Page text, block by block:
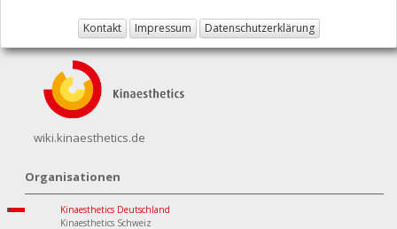
Kontakt Impressum Datenschutzerklärung
wiki.kinaesthetics.de
Organisationen
Kinaesthetics Deutschland
Kinaesthetics Schweiz